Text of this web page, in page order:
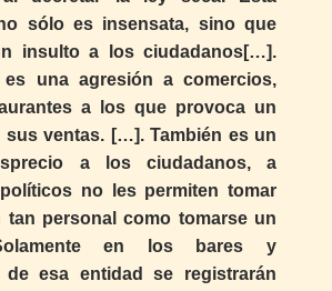
sólo es insensata, sino que
insulto a los ciudadanos[…].
una agresión a comercios,
a los que provoca un
sus ventas. […]. También es un
a los ciudadanos, a
no les permiten tomar
tan personal como tomarse un
en los bares y
de esa entidad se registrarán